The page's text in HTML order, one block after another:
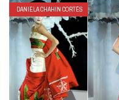
DANIELA CHAHIN CORTÉS